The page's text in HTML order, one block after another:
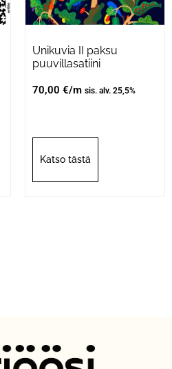
Unikuvia II paksu
puuvillasatiini
70,00 €/m sis. alv. 25,5%
Katso tästä